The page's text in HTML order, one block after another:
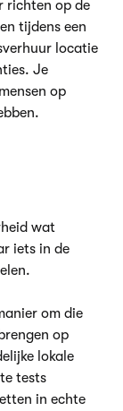
richten op de
tijdens een
locatie
Je
op
wat
iets in de
om die
op
lokale
tests
in echte